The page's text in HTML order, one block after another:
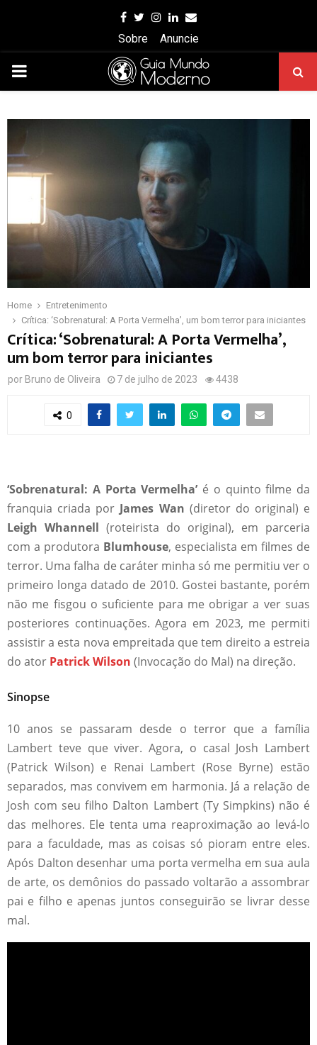
Facebook
Twitter
Instagram
Linkedin
Email
Sobre
Anuncie
PRIMARY
Home
Entretenimento
Crítica: ‘Sobrenatural: A Porta Vermelha’, um bom terror para iniciantes
Crítica: ‘Sobrenatural: A Porta Vermelha’,
um bom terror para iniciantes
por Bruno de Oliveira 7 de julho de 2023 4438
0
‘Sobrenatural: A Porta Vermelha’é o quinto filme da
franquia criada porJames Wan (diretor do original) e
Leigh Whannell (roteirista do original), em parceria
com a produtora Blumhouse, especialista em filmes de
terror. Uma falha de caráter minha só me permitiu ver o
primeiro longa datado de 2010. Gostei bastante, porém
não me fisgou o suficiente para me obrigar a ver suas
posteriores continuações. Agora em 2023, me permiti
assistir a esta nova empreitada que tem direito a estreia
do ator Patrick Wilson (Invocação do Mal) na direção.
Sinopse
10 anos se passaram desde o terror que a família
Lambert teve que viver. Agora, o casal Josh Lambert
(Patrick Wilson) e Renai Lambert (Rose Byrne) estão
separados, mas convivem em harmonia. Já a relação de
Josh com seu filho Dalton Lambert (Ty Simpkins) não é
das melhores. Ele tenta uma reaproximação ao levá-lo
para a faculdade, mas as coisas só pioram entre eles.
Após Dalton desenhar uma porta vermelha em sua aula
de arte, os demônios do passado voltarão a assombrar
pai e filho e apenas juntos conseguirão se livrar desse
mal.